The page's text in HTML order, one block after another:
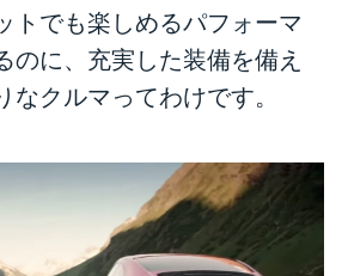
トでも楽しめるパフォーマ
のに、充実した装備を備え
なクルマってわけです。